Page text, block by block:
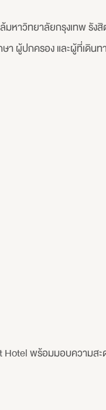
หาวิทยาลัยกรุงเทพ รังสิ
ผู้ปกครอง และผู้ที่เดินท
Hotel พร้อมมอบความ